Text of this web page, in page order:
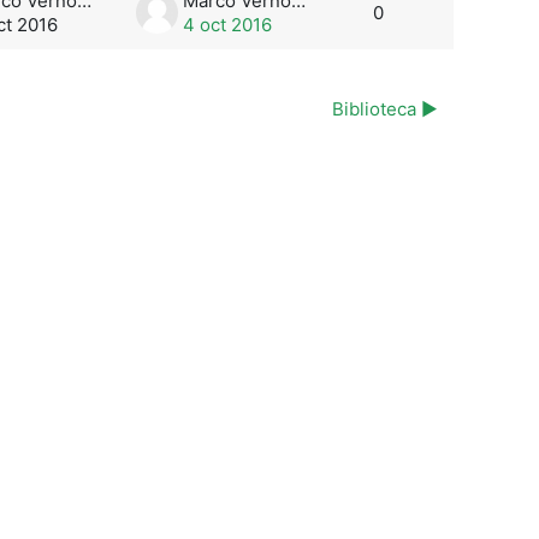
2016
4 oct 2016
0
Biblioteca ▶︎